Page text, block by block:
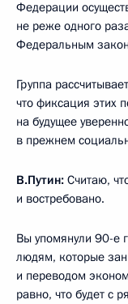
Федерации
не реже одного
Федеральным
Группа
что фиксация этих
на будущее
в прежнем
В.Путин: Считаю,
и востребовано.
Вы упомянули 90-е
людям, которые
и переводом
равно, что будет с